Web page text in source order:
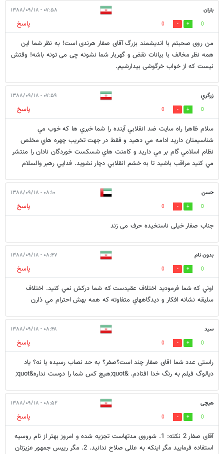
باران ۰۷:۵۸ - ۱۳۸۸/۰۹/۱۸
0
0
پاسخ
من روی صحبتم با اندیشمند بزرگ آقای صفار هرندی است! به نظر شما این
همه نظر مخالف با بیانات نقض و گهربار شما نشونه چی می تونه باشه! وقتش
نیست که از خواب خرگوشی بیدارشیم.
زرگري ۰۷:۵۹ - ۱۳۸۸/۰۹/۱۸
0
0
پاسخ
سلام ظاهرا راه سايت ضد انقلابي آينده را شما خبري ها كه خوب مي
شناسيمتان داريد ادامه مي دهيد و فقط در جهت تخريب چهره هاي مخلص
نظام اسلامي گام بر مي داريد و كامنت هاي شسكست خوردگان نادان را منتشر
مي كنيد مراقب باشيد تا به خشم انقلابي دچار نشويد. فدايي رهبر والسلام
حسن ۰۸:۱۰ - ۱۳۸۸/۰۹/۱۸
0
0
پاسخ
جناب صفار خیلی ناسنخیده حرف می زند
بدون نام ۰۸:۴۷ - ۱۳۸۸/۰۹/۱۸
0
0
پاسخ
اوني كه شما فرموديد اختلاف عقيدست كه شما دركش نمي كنيد. اختلاف
سليقه نشانه افكار و ديدگاههاي متفاوته كه همه بهش احترام مي ذارن
سید ۰۸:۴۸ - ۱۳۸۸/۰۹/۱۸
0
0
پاسخ
راستی عدد شما اقای صفار چند است؟صفر؟ به حد نصاب رسیده یا نه؟ یاد
دیالوگ فیلم به رنگ خدا افتادم. &quot;هیچ کس شما را دوست نداره&quot;
هیچی ۰۸:۵۲ - ۱۳۸۸/۰۹/۱۸
0
0
پاسخ
آقای صفار 2 نکته: 1. شوروی مدتهاست تجزیه شده و امروز بهتر از نام روسیه
استفاده فرمایید مگر اینکه به عللی صلاح ندانید. 2. مگر رییس جمهور عزیزتان